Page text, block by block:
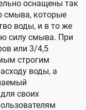
оснащены так
смыва, которые
воды, и в то же
силу смыва. При
или 3/4,5
строгим
воды, а
своих